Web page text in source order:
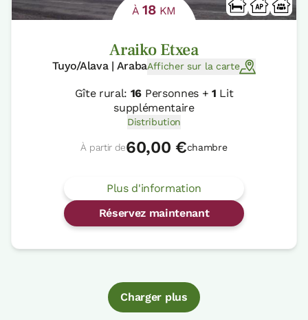
À18KM
Araiko Etxea
Tuyo/Alava | ArabaAfficher sur la carte
Gîte rural: 16 Personnes + 1 Lit
supplémentaire
Distribution
À partir de60,00 €chambre
Plus d'information
Réservez maintenant
Charger plus